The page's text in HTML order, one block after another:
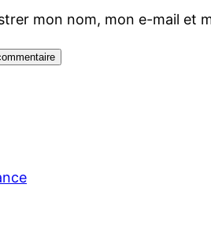
mon nom, mon e-mail et